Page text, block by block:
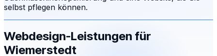
selbst pflegen können.
Webdesign-Leistungen für
Wiemerstedt